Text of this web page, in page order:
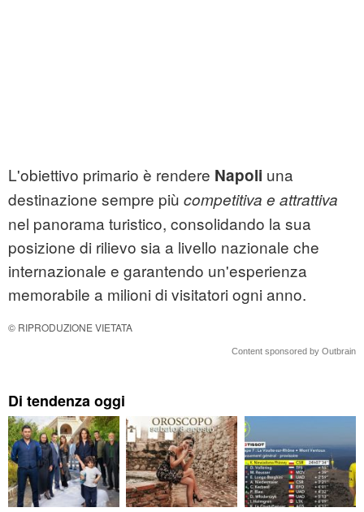
L'obiettivo primario è rendere Napoli una
destinazione sempre più competitiva e attrattiva
nel panorama turistico, consolidando la sua
posizione di rilievo sia a livello nazionale che
internazionale e garantendo un'esperienza
memorabile a milioni di visitatori ogni anno.
© RIPRODUZIONE VIETATA
Content sponsored by Outbrain
Di tendenza oggi